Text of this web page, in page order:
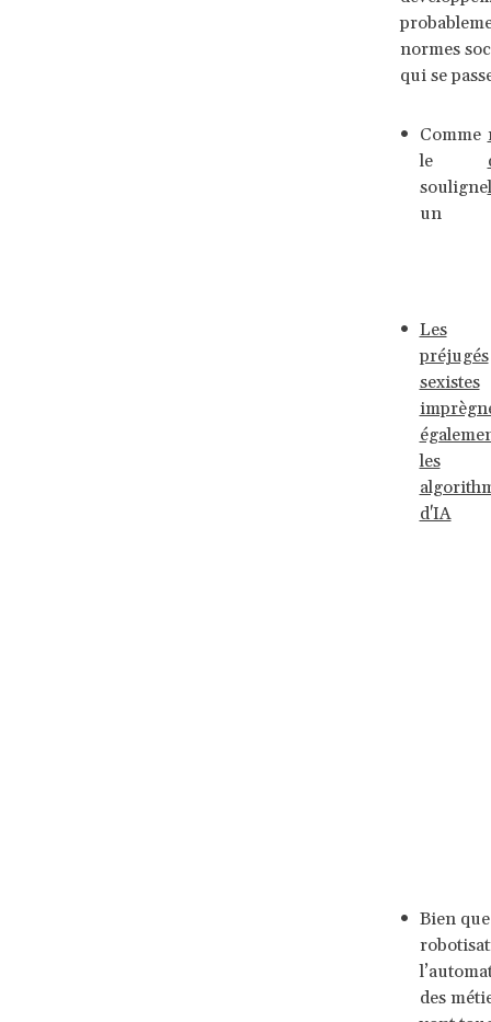
normes
qui se
Comme
le
souligne
un
Les
préjugés
sexistes
les
d'IA
Bien
des